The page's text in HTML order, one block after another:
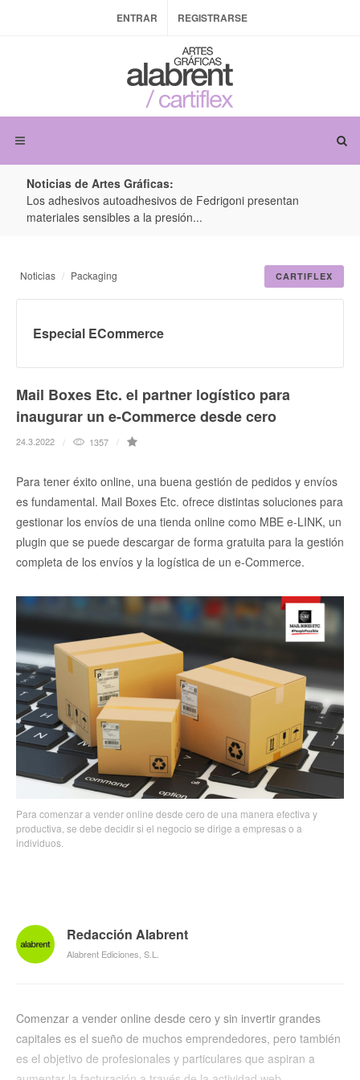
ENTRAR REGISTRARSE
Noticias de Artes Gráficas:
Los adhesivos autoadhesivos de Fedrigoni presentan
materiales sensibles a la presión...
CARTIFLEX
Noticias Packaging
Especial ECommerce
Mail Boxes Etc. el partner logístico para
inaugurar un e-Commerce desde cero
24.3.2022 1357
Para tener éxito online, una buena gestión de pedidos y envíos
es fundamental. Mail Boxes Etc. ofrece distintas soluciones para
gestionar los envíos de una tienda online como MBE e-LINK, un
plugin que se puede descargar de forma gratuita para la gestión
completa de los envíos y la logística de un e-Commerce.
Para comenzar a vender online desde cero de una manera efectiva y
productiva, se debe decidir si el negocio se dirige a empresas o a
individuos.
Redacción Alabrent
Alabrent Ediciones, S.L.
Comenzar a vender online desde cero y sin invertir grandes
capitales es el sueño de muchos emprendedores, pero también
es el objetivo de profesionales y particulares que aspiran a